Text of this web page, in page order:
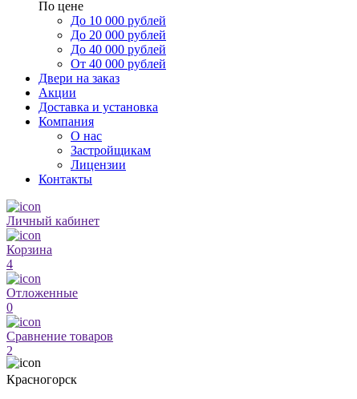
По цене
До 10 000 рублей
До 20 000 рублей
До 40 000 рублей
От 40 000 рублей
Двери на заказ
Акции
Доставка и установка
Компания
О нас
Застройщикам
Лицензии
Контакты
Личный кабинет
Корзина
4
Отложенные
0
Сравнение товаров
2
Красногорск